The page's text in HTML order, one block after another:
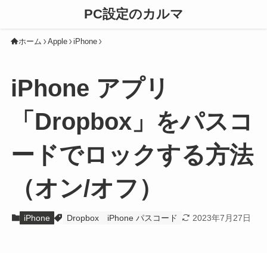
PC設定のカルマ
ホーム Apple iPhone
iPhone アプリ
「Dropbox」をパスコ
ードでロックする方法
（オン/オフ）
iPhone Dropbox iPhone パスコード 2023年7月27日